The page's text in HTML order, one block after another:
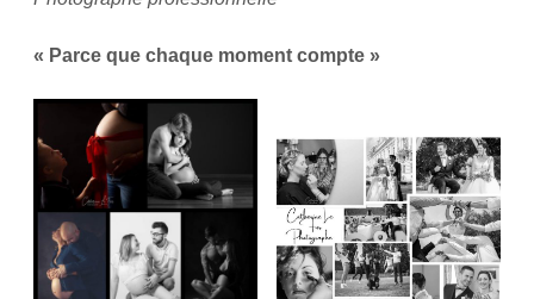
« Parce que chaque moment compte »